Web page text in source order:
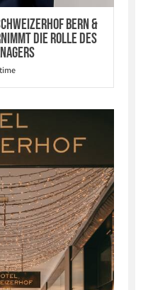
Bern &
die Rolle des